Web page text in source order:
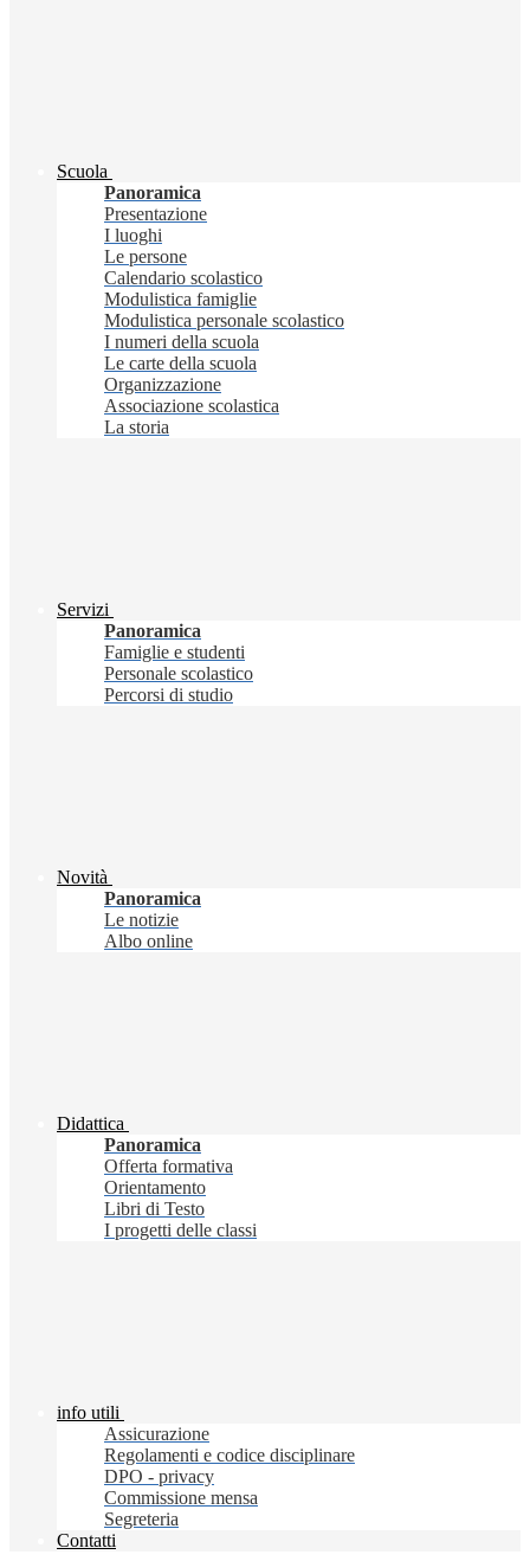
Scuola
Panoramica
Presentazione
I luoghi
Le persone
Calendario scolastico
Modulistica famiglie
Modulistica personale scolastico
I numeri della scuola
Le carte della scuola
Organizzazione
Associazione scolastica
La storia
Servizi
Panoramica
Famiglie e studenti
Personale scolastico
Percorsi di studio
Novità
Panoramica
Le notizie
Albo online
Didattica
Panoramica
Offerta formativa
Orientamento
Libri di Testo
I progetti delle classi
info utili
Assicurazione
Regolamenti e codice disciplinare
DPO - privacy
Commissione mensa
Segreteria
Contatti